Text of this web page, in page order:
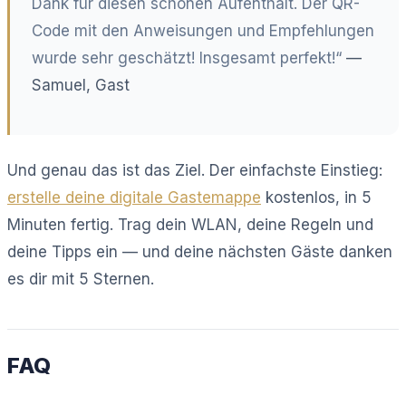
Code mit den Anweisungen und Empfehlungen
wurde sehr geschätzt! Insgesamt perfekt!“ —
Samuel, Gast
Und genau das ist das Ziel. Der einfachste Einstieg:
erstelle deine digitale Gastemappe kostenlos, in 5
Minuten fertig. Trag dein WLAN, deine Regeln und
deine Tipps ein — und deine nächsten Gäste danken
es dir mit 5 Sternen.
FAQ